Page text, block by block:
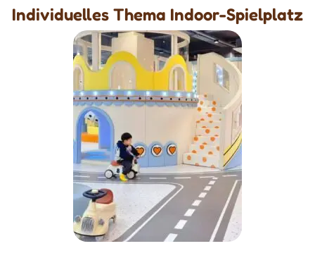
Individuelles Thema Indoor-Spielplatz